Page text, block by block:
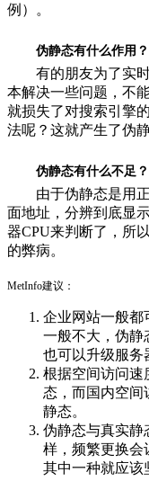
例）。
伪静态有什么作用？
有的朋友为了实时
本解决一些问题，不
就损失了对搜索引擎
法呢？这就产生了伪静
伪静态有什么不足？
由于伪静态是用正
面地址，分辨到底显
器CPU来判断了，所
的弊病。
MetInfo建议：
企业网站一般都
一般不大，伪静
也可以升级服务
根据空间访问速
态，而国内空间
静态。
伪静态与真实静
样，频繁更换会
其中一种就应该